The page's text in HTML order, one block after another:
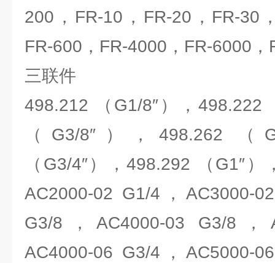
200，FR-10，FR-20，FR-30
FR-600，FR-4000，FR-6000，
三联件
498.212 （G1/8″），498.222
（G3/8″），498.262 （
（G3/4″），498.292 （G1″
AC2000-02 G1/4，AC3000-
G3/8，AC4000-03 G3/8，
AC4000-06 G3/4，AC5000-